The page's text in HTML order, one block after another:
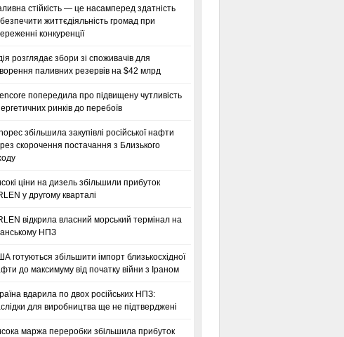
стійкість — це насамперед здатність
життєдіяльність громад при
конкуренції
розглядає збори зі споживачів для
паливних резервів на $42 млрд
попередила про підвищену чутливість
ринків до перебоїв
збільшила закупівлі російської нафти
скорочення постачання з Близького
ціни на дизель збільшили прибуток
у другому кварталі
відкрила власний морський термінал на
НПЗ
готуються збільшити імпорт близькосхідної
до максимуму від початку війни з Іраном
вдарила по двох російських НПЗ:
для виробництва ще не підтверджені
маржа переробки збільшила прибуток